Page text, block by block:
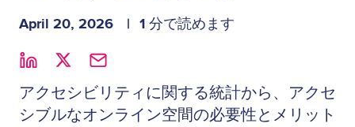
April 20, 2026 1 分で読めます
アクセシビリティに関する統計から、アクセ
シブルなオンライン空間の必要性とメリット